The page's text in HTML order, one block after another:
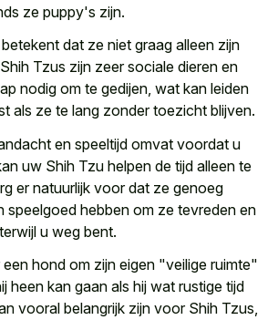
ze puppy's zijn.
dat ze niet graag alleen zijn
Tzus zijn zeer sociale dieren en
nodig om te gedijen, wat kan leiden
als ze te lang zonder toezicht blijven.
en speeltijd omvat voordat u
uw Shih Tzu helpen de tijd alleen te
er natuurlijk voor dat ze genoeg
speelgoed hebben om ze tevreden en
u weg bent.
hond om zijn eigen "veilige ruimte"
heen kan gaan als hij wat rustige tijd
vooral belangrijk zijn voor Shih Tzus,